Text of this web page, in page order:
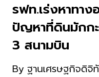
รฟท.เร่งหาทา
ปัญหาที่ดินมักก
3 สนามบิน
By ฐานเศรษฐกิจดิจิ